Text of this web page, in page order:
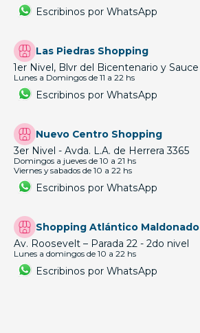
Escribinos por WhatsApp
Las Piedras Shopping
1er Nivel, Blvr del Bicentenario y Sauce
Lunes a Domingos de 11 a 22 hs
Escribinos por WhatsApp
Nuevo Centro Shopping
3er Nivel - Avda. L.A. de Herrera 3365
Domingos a jueves de 10 a 21 hs
Viernes y sabados de 10 a 22 hs
Escribinos por WhatsApp
Shopping Atlántico Maldonado
Av. Roosevelt – Parada 22 - 2do nivel
Lunes a domingos de 10 a 22 hs
Escribinos por WhatsApp